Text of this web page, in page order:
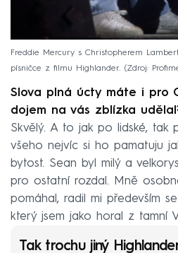
Freddie Mercury s Christopherem
písničce z filmu Highlander.
Zdroj:
Slova plná úcty máte i pro
dojem na vás zblízka
Skvělý. A to jak po lidské, tak
všeho nejvíc si ho pamatuju
bytost. Sean byl milý a
pro ostatní rozdal. Mně
pomáhal, radil mi především
který jsem jako horal z tamní
Tak trochu jiný